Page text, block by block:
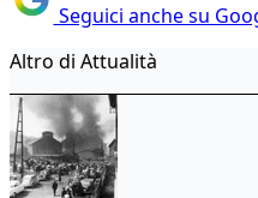
Seguici anche su
Altro di Attualità